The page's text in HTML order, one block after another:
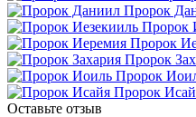
Пророк
Пророк
Пророк
Пророк
Пророк
Пророк
Оставьте отзыв